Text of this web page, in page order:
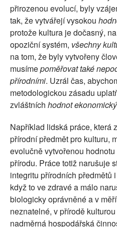
přirozenou evolucí, byly
tak, že vytvářejí vysokou
protože kultura je dočasný,
opoziční systém, všechny
na tom, že byly vytvořeny
musímepoměřovat také
přírodními. Uzrál čas,
metodologickou zásadu
zvláštních hodnot
Například lidská práce, která
přírodní předmět pro kulturu,
evolučně vytvořenou
přírodu. Práce totiž narušuje
integritu přírodních předmětů
když to ve zdravé a málo
biologicky oprávněné a v
neznatelné, v přírodě
nadměrná hospodářská